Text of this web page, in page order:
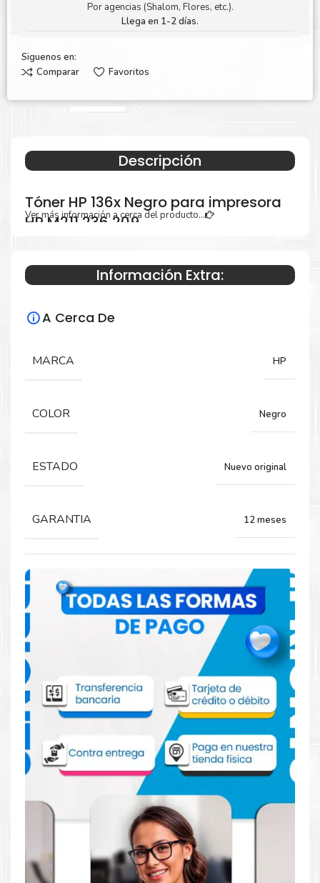
Por agencias (Shalom, Flores, etc.).
Llega en 1-2 días.
Siguenos en:
Comparar
Favoritos
Descripción
Tóner HP 136x Negro para impresora
HP M211 236 209
Especificaciones Técnicas
Para impresoras:
MFP M236, M209dwe, MFP M233dw, MFP
2,600 páginas
Comprar Tóner HP 136x Negro para
impresora HP M211 236 209
Aprovecha nuestra experiencia y atención para adquirir tus
productos. Tenemos promociones todos los días. Escríbenos o
visítanos hoy para encontrar la solución perfecta para tu
Tóner HP 136x Negro para impresoras
M211, MFP M236, M209dwe, MFP M233dw, MFP M234dwe.
Dónde comprar Tóner para impresora HP
M211 236 209 en Lima o para provincia
Ver más información a cerca del producto...
Información Extra:
A Cerca De
MARCA HP
COLOR Negro
ESTADO Nuevo original
GARANTIA 12 meses